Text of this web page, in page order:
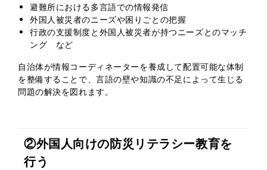
避難所における多言語での情報発信
外国人被災者のニーズや困りごとの把握
行政の支援制度と外国人被災者が持つニーズとのマッチ
ング など
自治体が情報コーディネーターを養成して配置可能な体制
を整備することで、言語の壁や知識の不足によって生じる
問題の解決を図れます。
②外国人向けの防災リテラシー教育を
行う